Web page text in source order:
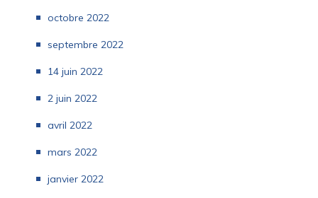
octobre 2022
septembre 2022
14 juin 2022
2 juin 2022
avril 2022
mars 2022
janvier 2022